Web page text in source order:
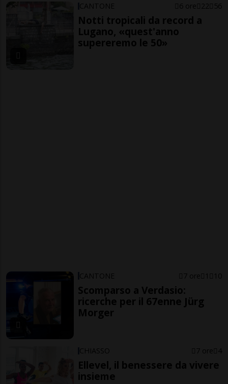
CANTONE 6 ore 22 56
Notti tropicali da record a
Lugano, «quest'anno
supereremo le 50»
CANTONE 7 ore 1 10
Scomparso a Verdasio:
ricerche per il 67enne Jürg
Morger
CHIASSO 7 ore 4
Ellevel, il benessere da vivere
insieme